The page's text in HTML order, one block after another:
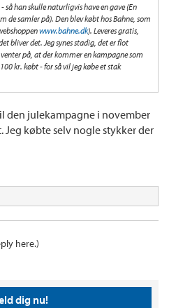
han skulle naturligvis have en gave (En
de samler på). Den blev købt hos Bahne, som
www.bahne.dk). Leveres gratis,
bliver det. Jeg synes stadig, det er flot
på, at der kommer en kampagne som
kr. købt - for så vil jeg købe et stak
den julekampagne i november
Jeg købte selv nogle stykker der
here.)
dig nu!